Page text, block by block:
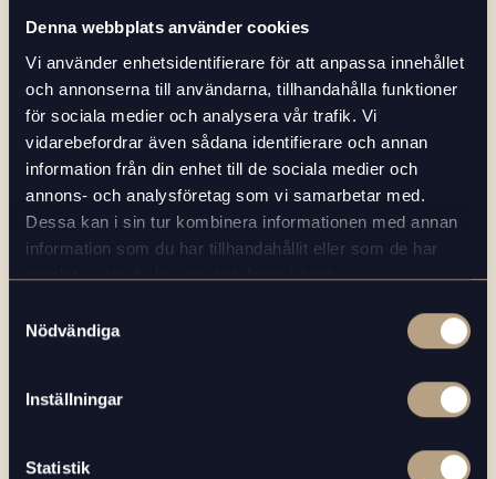
Denna webbplats använder cookies
Vi använder enhetsidentifierare för att anpassa innehållet
och annonserna till användarna, tillhandahålla funktioner
för sociala medier och analysera vår trafik. Vi
vidarebefordrar även sådana identifierare och annan
information från din enhet till de sociala medier och
annons- och analysföretag som vi samarbetar med.
Dessa kan i sin tur kombinera informationen med annan
information som du har tillhandahållit eller som de har
samlat in när du har använt deras tjänster.
Nödvändiga
Inställningar
Statistik
RELATERAD LÄSNING